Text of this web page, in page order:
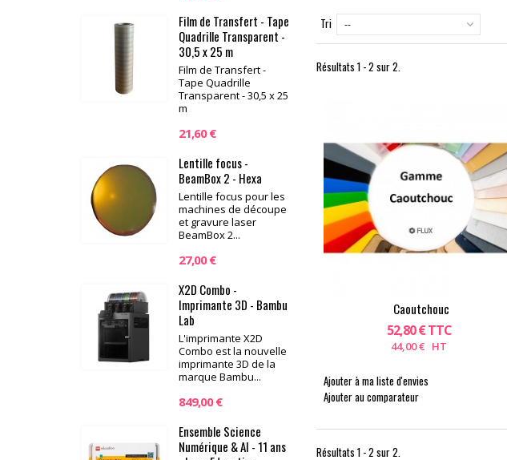
Film de Transfert - Tape
Quadrille Transparent -
30,5 x 25 m
Film de Transfert -
Tape Quadrille
Transparent - 30,5 x 25
m
21,60 €
Lentille focus -
BeamBox 2 - Hexa
Lentille focus pour les
machines de découpe
et gravure laser
BeamBox 2...
27,00 €
X2D Combo -
Imprimante 3D - Bambu
Lab
L'imprimante X2D
Combo est la nouvelle
imprimante 3D de la
marque Bambu...
849,00 €
Ensemble Science
Numérique & AI - 11 ans
Tri --
Résultats 1 - 2 sur 2.
Caoutchouc
52,80 € TTC
44,00 € HT
Ajouter à ma liste d'envies
Ajouter au comparateur
Résultats 1 - 2 sur 2.